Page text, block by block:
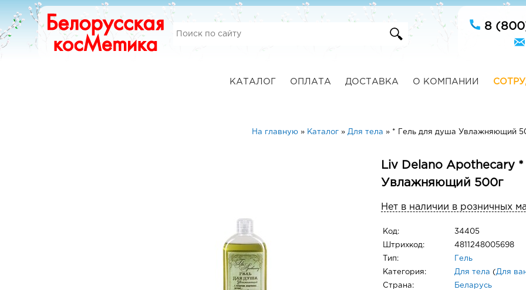
8
КАТАЛОГ ОПЛАТА ДОСТАВКА О КОМПАНИИ
На главную» Каталог» Для тела » * Гель для душа Увлажняющий
Liv Delano Apothecary
Увлажняющий 500г
Нет в наличии в розничных
Код: 34405
Штрихкод: 4811248005698
Тип: Гель
Категория: Для тела ( Для
Страна: Беларусь